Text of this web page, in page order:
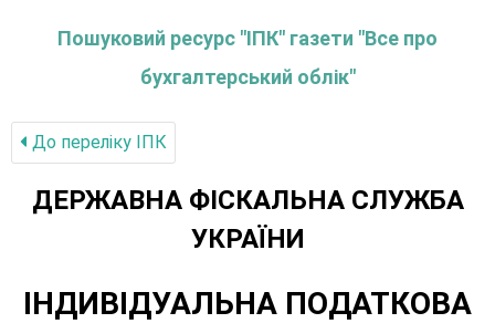
Пошуковий ресурс "ІПК" газети "Все про
бухгалтерський облік"
До переліку IПК
ДЕРЖАВНА ФІСКАЛЬНА СЛУЖБА
УКРАЇНИ
ІНДИВІДУАЛЬНА ПОДАТКОВА